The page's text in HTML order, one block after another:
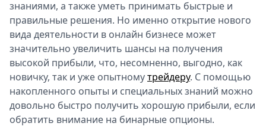
2026
Скачай
Metro
знаниями, а также уметь принимать быстрые и
правильные решения. Но именно открытие нового
вида деятельности в онлайн бизнесе может
значительно увеличить шансы на получения
высокой прибыли, что, несомненно, выгодно, как
новичку, так и уже опытномутрейдеру. С помощью
накопленного опыты и специальных знаний можно
довольно быстро получить хорошую прибыли, если
обратить внимание на бинарные опционы.